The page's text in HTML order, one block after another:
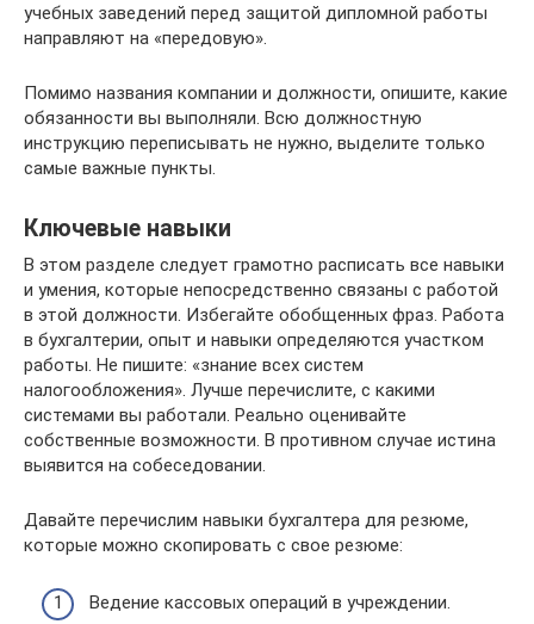
учебных заведений перед защитой дипломной работы
направляют на «передовую».
Помимо названия компании и должности, опишите, какие
обязанности вы выполняли. Всю должностную
инструкцию переписывать не нужно, выделите только
самые важные пункты.
Ключевые навыки
В этом разделе следует грамотно расписать все навыки
и умения, которые непосредственно связаны с работой
в этой должности. Избегайте обобщенных фраз. Работа
в бухгалтерии, опыт и навыки определяются участком
работы. Не пишите: «знание всех систем
налогообложения». Лучше перечислите, с какими
системами вы работали. Реально оценивайте
собственные возможности. В противном случае истина
выявится на собеседовании.
Давайте перечислим навыки бухгалтера для резюме,
которые можно скопировать с свое резюме:
Ведение кассовых операций в учреждении.